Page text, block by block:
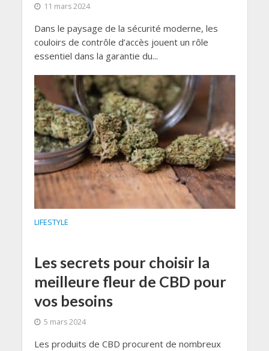
11 mars 2024
Dans le paysage de la sécurité moderne, les
couloirs de contrôle d’accès jouent un rôle
essentiel dans la garantie du...
LIFESTYLE
Les secrets pour choisir la
meilleure fleur de CBD pour
vos besoins
5 mars 2024
Les produits de CBD procurent de nombreux